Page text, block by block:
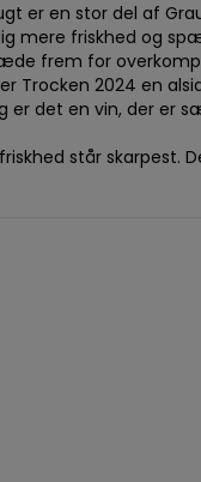
er en stor del af
mere friskhed og
frem for
Trocken 2024 en
er det en vin, der
står